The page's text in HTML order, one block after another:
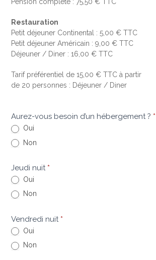
Pension complète : 75,50 € TTC
Restauration
Petit déjeuner Continental : 5,00 € TTC
Petit déjeuner Américain : 9,00 € TTC
Déjeuner / Diner : 16,00 € TTC
Tarif préférentiel de 15,00 € TTC à partir
de 20 personnes : Déjeuner / Diner
Aurez-vous besoin d’un hébergement ?*
Oui
Non
Jeudi nuit*
Oui
Non
Vendredi nuit*
Oui
Non